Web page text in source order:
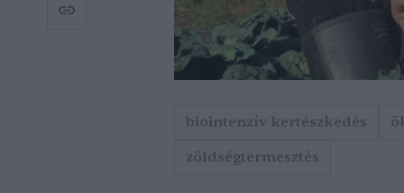
biointenzív kertészkedés
zöldségtermesztés